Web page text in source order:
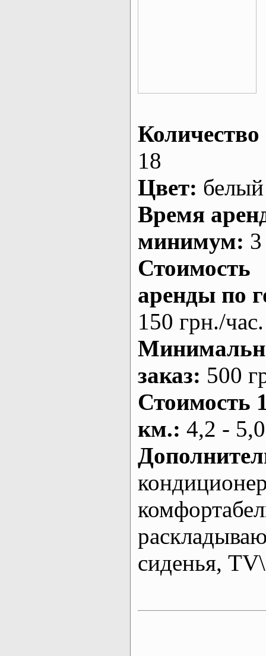
Количество
18
Цвет: белый
Время
минимум:
Стоимость
аренды по
150 грн./час.
заказ: 500
Стоимость
км.: 4,2 -
сиденья,